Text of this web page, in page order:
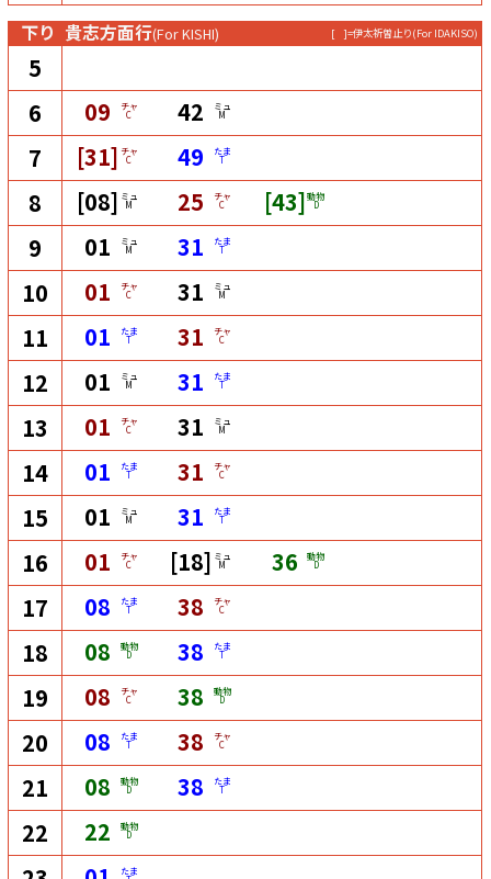
下り 貴志方面行(For KISHI) [ ]=伊太祈曽止り(For IDAKISO)
5
6
09 チャ
C 42 ミュ
M
7 [31] チャ
C 49 たま
T
8 [08] ミュ
M 25 チャ
C [43] 動物
D
9 01 ミュ
M 31 たま
T
10 01 チャ
C 31 ミュ
M
11 01 たま
T 31 チャ
C
12 01 ミュ
M 31 たま
T
13 01 チャ
C 31 ミュ
M
14 01 たま
T 31 チャ
C
15 01 ミュ
M 31 たま
T
16 01 チャ
C [18] ミュ
M 36 動物
D
17 08 たま
T 38 チャ
C
18 08 動物
D 38 たま
T
19 08 チャ
C 38 動物
D
20 08 たま
T 38 チャ
C
21 08 動物
D 38 たま
T
22 22 動物
D
たま